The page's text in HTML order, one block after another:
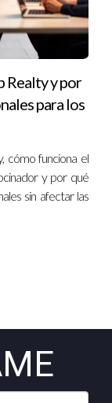
libertad de
con las
estatus como
para firmar
están
un ICA?
metas claras y
Realty y por
para los
cómo funciona el
y por qué
sin afectar las